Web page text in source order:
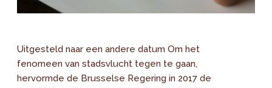
Uitgesteld naar een andere datum Om het
fenomeen van stadsvlucht tegen te gaan,
hervormde de Brusselse Regering in 2017 de